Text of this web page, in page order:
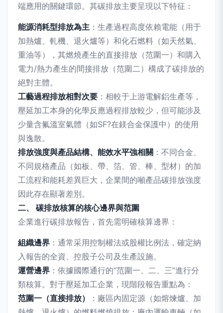
端應用的關鍵環節。其碳排放主要呈現以下特征：
能源消耗型排放為主 ：生產過程高度依賴電能（用于
加熱爐、軋機、退火爐等）和化石燃料（如天然氣、
重油等），其燃燒產生的直接排放（范圍一）和購入
電力/熱力產生的間接排放（范圍二）構成了碳排放的
絕對主體。
工藝過程排放相對次要 ：相較于上游電解鋁生產等，
壓延加工本身的化學反應過程排放較少，但可能涉及
少量含氟溫室氣體（如SF?在鎂合金保護中）的使用
與逸散。
排放強度與產品結構、能效水平強相關 ：不同合金、
不同規格產品（如板、帶、箔、管、棒、型材）的加
工流程和能耗差異巨大，企業間的噸產品碳排放強度
因此存在顯著差別。
二、 碳排放核算的核心邊界與范圍
企業進行碳排放報告，首先需明確核算邊界：
組織邊界 ：通常采用控制權法或股權比例法，確定納
入報告的全資、控股子公司及生產設施。
運營邊界 ：依據國際通行的“范圍一、二、三”進行分
類核算。對于壓延加工企業，現階段報告重點為：
范圍一（直接排放）
：廠區內固定源（如熔煉爐、加